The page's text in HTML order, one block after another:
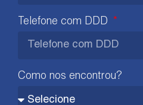
Telefone com DDD
Como nos encontrou?